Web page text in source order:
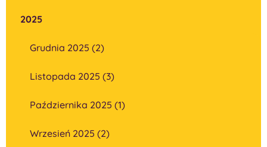
2025
Grudnia 2025 (2)
Listopada 2025 (3)
Października 2025 (1)
Wrzesień 2025 (2)